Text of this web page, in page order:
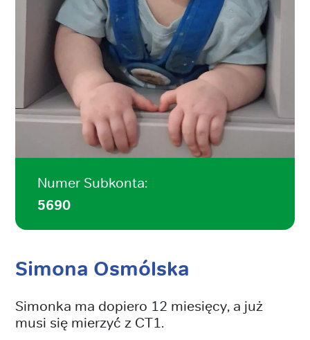
Numer Subkonta:
5690
Simona Osmólska
Simonka ma dopiero 12 miesięcy, a już
musi się mierzyć z CT1.